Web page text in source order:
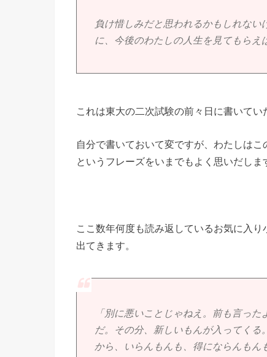
負け惜しみだと思われるかもしれな
に、今後のわたしの人生を見てもらえ
これは東大の二次試験の前々日に書いてい
自分で書いておいて変ですが、わたしは
というフレーズをいまでもよく思いだしま
ここ数年何度も読み返しているお気に入
出てきます。
「別に悪いことじゃねえ。前も言っ
だ。その分、新しいもんが入ってく
から、いらんもんも、得にならんも